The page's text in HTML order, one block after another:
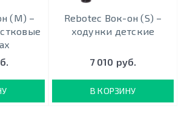
(M) –
Rebotec Вок-он (S) –
ходунки детские
7 010 руб.
В КОРЗИНУ